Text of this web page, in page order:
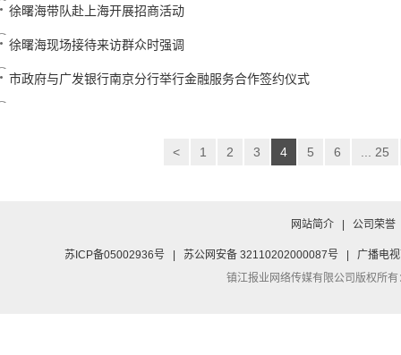
徐曙海带队赴上海开展招商活动
徐曙海现场接待来访群众时强调
市政府与广发银行南京分行举行金融服务合作签约仪式
< 1 2 3 4 5 6 ... 25
网站简介 公司荣誉
苏ICP备05002936号 苏公网安备 32110202000087号
广播电
镇江报业网络传媒有限公司版权所